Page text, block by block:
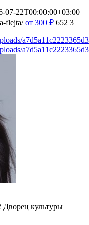
07-22T00:00:00+03:00
flejta/ от 300 ₽ 652 3
Дворец культуры